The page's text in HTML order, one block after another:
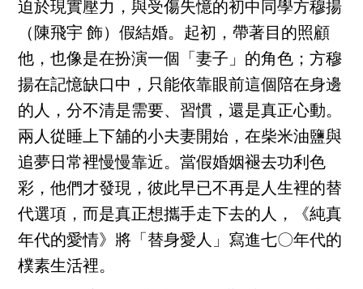
迫於現實壓力，與受傷失憶的初中同學方穆揚
（陳飛宇 飾）假結婚。起初，帶著目的照顧
他，也像是在扮演一個「妻子」的角色；方穆
揚在記憶缺口中，只能依靠眼前這個陪在身邊
的人，分不清是需要、習慣，還是真正心動。
兩人從睡上下舖的小夫妻開始，在柴米油鹽與
追夢日常裡慢慢靠近。當假婚姻褪去功利色
彩，他們才發現，彼此早已不再是人生裡的替
代選項，而是真正想攜手走下去的人，《純真
年代的愛情》將「替身愛人」寫進七〇年代的
樸素生活裡。